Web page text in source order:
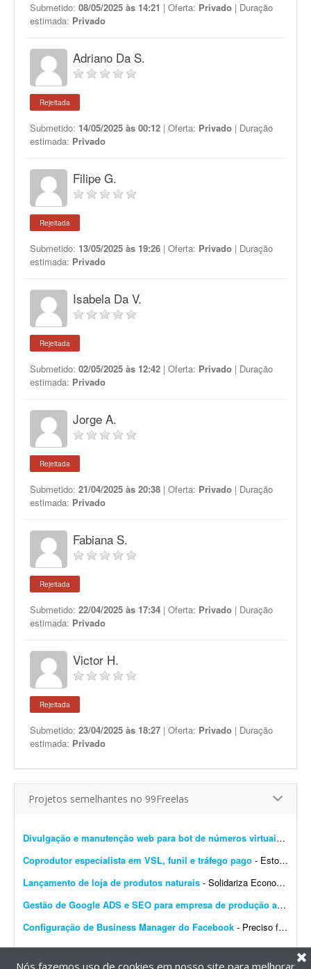
Submetido: 08/05/2025 às 14:21 | Oferta: Privado | Duração
estimada: Privado
Adriano Da S.
Rejeitada
Submetido: 14/05/2025 às 00:12 | Oferta: Privado | Duração
estimada: Privado
Filipe G.
Rejeitada
Submetido: 13/05/2025 às 19:26 | Oferta: Privado | Duração
estimada: Privado
Isabela Da V.
Rejeitada
Submetido: 02/05/2025 às 12:42 | Oferta: Privado | Duração
estimada: Privado
Jorge A.
Rejeitada
Submetido: 21/04/2025 às 20:38 | Oferta: Privado | Duração
estimada: Privado
Fabiana S.
Rejeitada
Submetido: 22/04/2025 às 17:34 | Oferta: Privado | Duração
estimada: Privado
Victor H.
Rejeitada
Submetido: 23/04/2025 às 18:27 | Oferta: Privado | Duração
estimada: Privado
Projetos semelhantes no 99Freelas
Divulgação e manutenção web para bot de números virtuais (Telegram e web)
Coprodutor especialista em VSL, funil e tráfego pago - Estou procurando um coprodutor com experiência comprovada em produtos digitais, que saiba estruturar e colocar para funcionar um funil de vendas completo - do anúncio até a comp...
Lançamento de loja de produtos naturais - Solidariza Economia solidária é um jeito diferente de produzir, vender, comprar e trocar o que é preciso para viver: sem explorar os outros, sem buscar vantagem indevida e sem...
Gestão de Google ADS e SEO para empresa de produção audiovisual
Configuração de Business Manager do Facebook - Preciso fazer disparo de mensagens através da API do Meta. Já tenho o sistema, no entanto meu Business Manager do Facebook está desorganizado, com muitas contas de portfó...
Nós fazemos uso de cookies em nosso site para melhorar